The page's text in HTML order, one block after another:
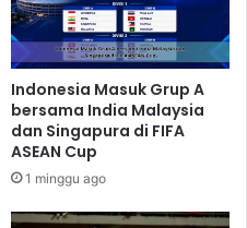
Indonesia Masuk Grup A
bersama India Malaysia
dan Singapura di FIFA
ASEAN Cup
1 minggu ago